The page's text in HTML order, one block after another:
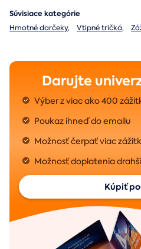
Súvisiace kategórie
Hmotné darčeky, Vtipné tričká,
Darujte
Výber z viac ako 400
Poukaz ihneď do emailu
Možnosť čerpať viac
Možnosť doplatenia
Kúpiť